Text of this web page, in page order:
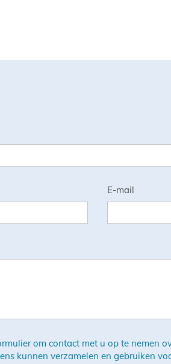
E-mail
om contact met u op te nemen
kunnen verzamelen en gebruiken